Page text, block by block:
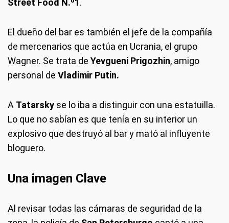
El dueño del bar es también el jefe de la compañía
de mercenarios que actúa en Ucrania, el grupo
Wagner. Se trata de Yevgueni Prigozhin, amigo
personal de Vladimir Putin.
A Tatarsky se lo iba a distinguir con una estatuilla.
Lo que no sabían es que tenía en su interior un
explosivo que destruyó al bar y mató al influyente
bloguero.
Una imagen Clave
Al revisar todas las cámaras de seguridad de la